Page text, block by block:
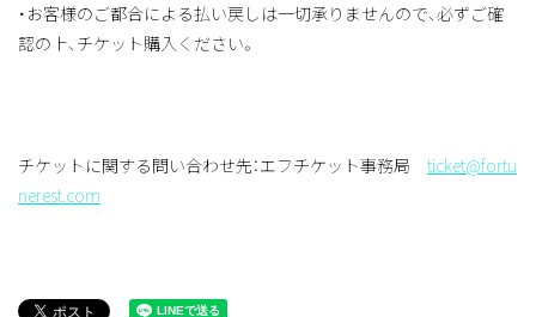
・お客様のご都合による払い戻しは一切承りませんので、必ずご確
認の上、チケット購入ください。
チケットに関する問い合わせ先：エフチケット事務局 ticket@fortu
nerest.com